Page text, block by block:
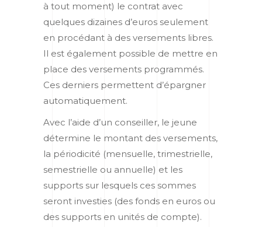
à tout moment) le contrat avec
quelques dizaines d’euros seulement
en procédant à des versements libres.
Il est également possible de mettre en
place des versements programmés.
Ces derniers permettent d’épargner
automatiquement.
Avec l’aide d’un conseiller, le jeune
détermine le montant des versements,
la périodicité (mensuelle, trimestrielle,
semestrielle ou annuelle) et les
supports sur lesquels ces sommes
seront investies (des fonds en euros ou
des supports en unités de compte).